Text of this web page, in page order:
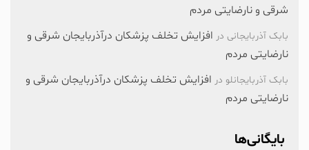
شرقی و نارضایتی مردم
بابک آذربایجانی در افزایش تخلف پزشکان درآذربایجان شرقی و
نارضایتی مردم
بابک آذربایجانلو در افزایش تخلف پزشکان درآذربایجان شرقی و
نارضایتی مردم
بایگانی‌ها